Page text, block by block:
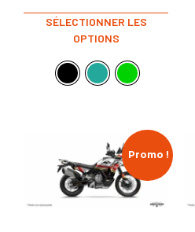
SÉLECTIONNER LES
OPTIONS
Promo !